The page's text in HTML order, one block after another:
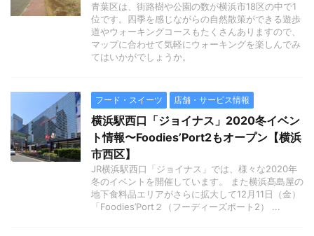
青葉区は、街路樹や公園の数が横浜市18区の中で1
位です。四季を感じながらの自然散策ができる遊歩
道やウォーキングコースもたくさんありますので、
マップに合わせて気軽にウォーキングを楽しんでみ
てはいかがでしょうか。
フード・スイーツ 店舗・サービス情報
横浜駅西口「ジョイナス」2020冬イベン
ト情報〜Foodies’Port2もオープン【横浜
市西区】
JR横浜駅西口「ジョイナス」では、様々な2020年
冬のイベントを開催しています。 また横浜髙島屋の
地下食料品エリアがさらに拡大して12月11日（金）
「Foodies’Port２（フーディーズポート2） ...